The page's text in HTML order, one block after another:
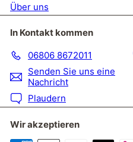
Über uns
In Kontakt kommen
06806 8672011
Senden Sie uns eine
Nachricht
Plaudern
Wir akzeptieren